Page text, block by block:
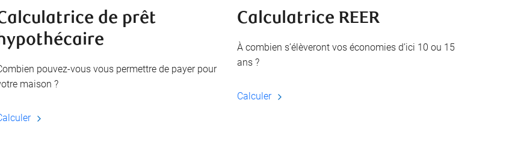
de prêt
pouvez-vous vous permettre de payer pour
maison ?
Calculatrice REER
À combien s’élèveront vos économies d’ici 10 ou 15
ans ?
Calculer